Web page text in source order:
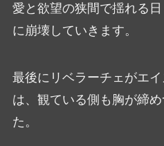
愛と欲望の狭間で揺れる
に崩壊していきます。
最後にリベラーチェがエ
は、観ている側も胸が締
た。